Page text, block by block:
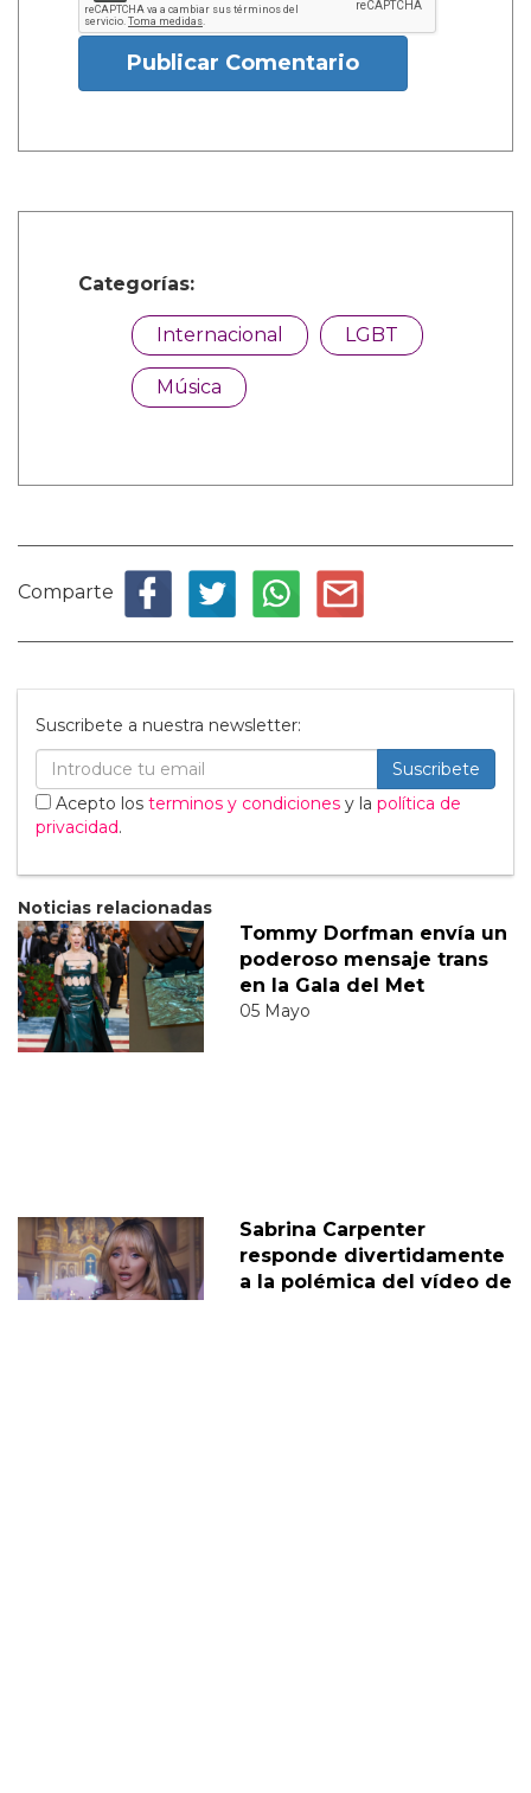
Publicar Comentario
Categorías:
Internacional LGBT
Música
Comparte
Suscribete a nuestra newsletter:
Suscribete
Acepto los terminos y condiciones y la política de
privacidad.
Noticias relacionadas
Tommy Dorfman envía un
poderoso mensaje trans
en la Gala del Met
05 Mayo
Sabrina Carpenter
responde divertidamente
a la polémica del vídeo de